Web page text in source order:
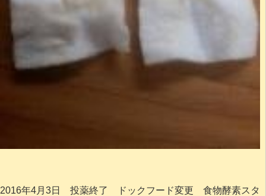
2016年4月3日 投薬終了 ドックフード変更 食物酵素スタ